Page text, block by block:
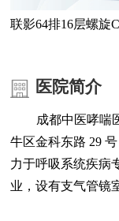
联影64排16层螺旋
医院简介
成都中医哮喘
牛区金科东路 29
力于呼吸系统疾病专科医院。 医院诊
业，设有支气管镜